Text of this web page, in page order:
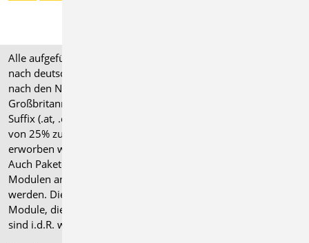
Alle aufgeführten Preise verstehen sich für Module/Pakete
nach deutschen Normgrundlagen (".de"). Module, die auch
nach den Normen für Österreich, Schweiz, Italien und
Großbritannien verfügbar sind, tragen ein entsprechendes
Suffix (.at, .ch, .it bzw. .uk) und können gegen einen Aufpreis
von 25% zusammen mit dem jeweiligen ".de"-Modul
erworben werden.
Auch Pakete können gegen einen Aufpreis von 25% mit
Modulen anderer Normen (.at, .ch, .it bzw. .uk) erweitert
werden. Die Paketerweiterung umfasst alle entsprechenden
Module, die zum Zeitpunkt des Kaufs verfügbar sind. Das
sind i.d.R. weniger Module als nach deutscher Norm.